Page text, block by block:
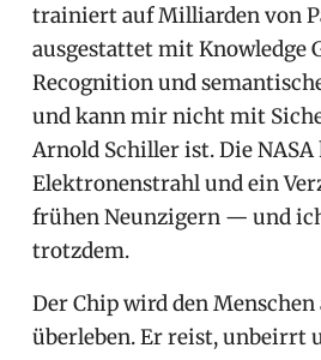
trainiert auf Milliarden von
ausgestattet mit Knowledge
Recognition und
und kann mir nicht mit
Arnold Schiller ist. Die NASA
Elektronenstrahl und ein
frühen Neunzigern — und
trotzdem.
Der Chip wird den Menschen
überleben. Er reist, unbeirrt